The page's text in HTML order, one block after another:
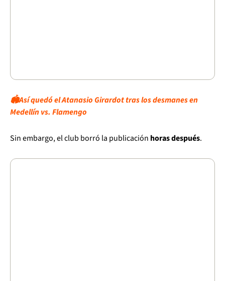
🏟️Así quedó el Atanasio Girardot tras los desmanes en
Medellín vs. Flamengo
Sin embargo, el club borró la publicación horas después.